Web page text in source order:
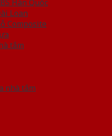
Hàn Quốc
Loan
Composite
tắm
nhà tắm